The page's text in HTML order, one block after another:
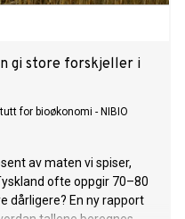
gi store forskjeller i
for bioøkonomi - NIBIO
av maten vi spiser,
ofte oppgir 70–80
dårligere? En ny rapport